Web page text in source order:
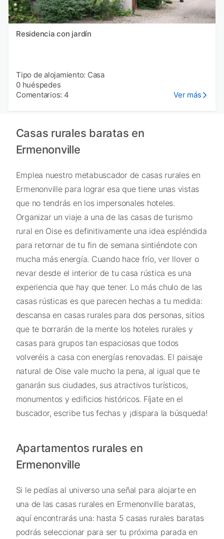
Residencia con jardín
Tipo de alojamiento: Casa
0 huéspedes
Comentarios: 4
Ver más
Casas rurales baratas en
Ermenonville
Emplea nuestro metabuscador de casas rurales en
Ermenonville para lograr esa que tiene unas vistas
que no tendrás en los impersonales hoteles.
Organizar un viaje a una de las casas de turismo
rural en Oise es definitivamente una idea espléndida
para retornar de tu fin de semana sintiéndote con
mucha más energía. Cuando hace frío, ver llover o
nevar desde el interior de tu casa rústica es una
experiencia que hay que tener. Lo más chulo de las
casas rústicas es que parecen hechas a tu medida:
descansa en casas rurales para dos personas, sitios
que te borrarán de la mente los hoteles rurales y
casas para grupos tan espaciosas que todos
volveréis a casa con energías renovadas. El paisaje
natural de Oise vale mucho la pena, al igual que te
ganarán sus ciudades, sus atractivos turísticos,
monumentos y edificios históricos. Fíjate en el
buscador, escribe tus fechas y ¡dispara la búsqueda!
Apartamentos rurales en
Ermenonville
Si le pedías al universo una señal para alojarte en
una de las casas rurales en Ermenonville baratas,
aquí encontrarás una: hasta 5 casas rurales baratas
podrás seleccionar para ser tu próxima parada en